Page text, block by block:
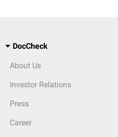
DocCheck
About Us
Investor Relations
Press
Career